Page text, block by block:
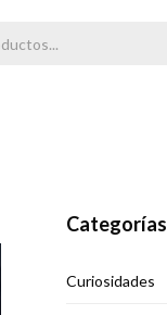
Categorías
Curiosidades